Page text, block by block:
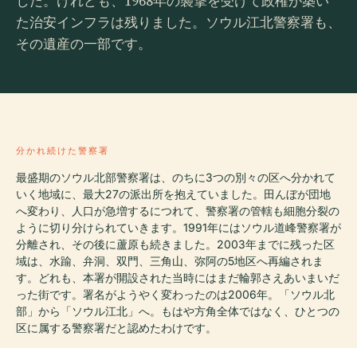
た治安インフラは残りました。ソウル江北警察署も、
その遺産の一部です。
分かれ続けた警察署
最盛期のソウル北部警察署は、のちに3つの別々の区へ分かれて
いく地域に、最大27の派出所を抱えていました。田んぼが団地
へ変わり、人口が急増するにつれて、警察署の管轄も細胞分裂の
ように切り分けられていきます。1991年にはソウル道峰警察署が
分離され、その後に蘆原も続きました。2003年までに残った区
域は、水踰、弁洞、双門、三角山、弥阿の5地区へ再編されま
す。どれも、本署が開設された当時にはまだ輪郭さえあいまいだ
った街です。署名がようやく変わったのは2006年。「ソウル北
部」から「ソウル江北」へ。もはや方角全体ではなく、ひとつの
区に属する警察署だと認めたわけです。